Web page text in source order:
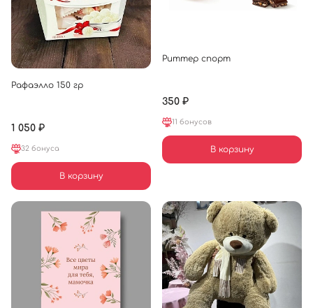
Рафаэлло 150 гр
1 050 ₽
32 бонуса
В корзину
Риттер спорт
350 ₽
11 бонусов
В корзину